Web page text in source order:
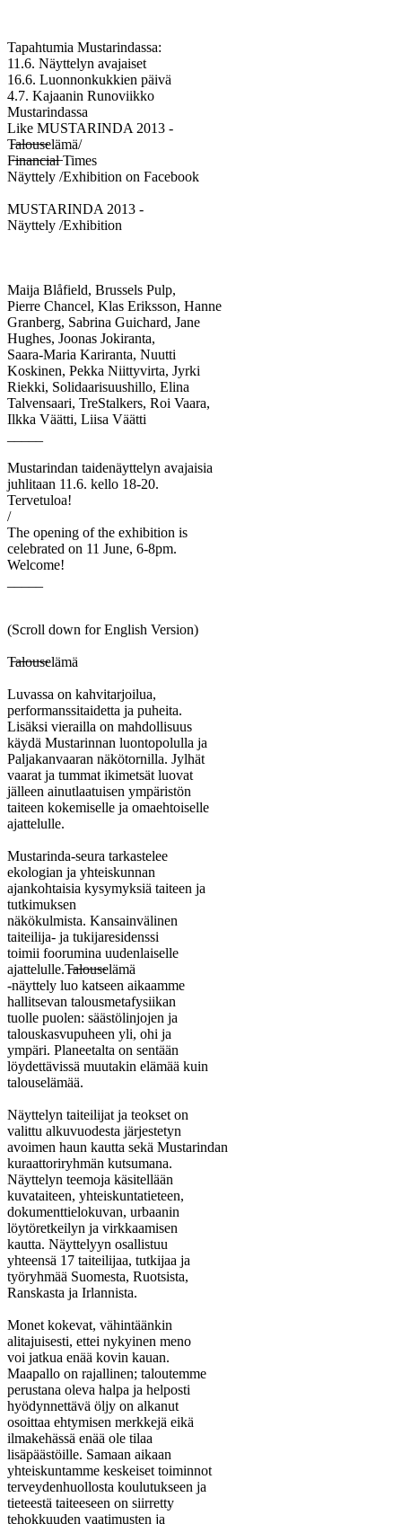
Tapahtumia Mustarindassa:
11.6. Näyttelyn avajaiset
16.6. Luonnonkukkien päivä
4.7. Kajaanin Runoviikko
Mustarindassa
Like MUSTARINDA 2013 -
T̶a̶l̶o̶u̶s̶elämä/
F̶i̶n̶a̶n̶c̶i̶a̶l̶ Times
Näyttely /Exhibition on Facebook
MUSTARINDA 2013 -
Näyttely /Exhibition
Maija Blåfield, Brussels Pulp,
Pierre Chancel, Klas Eriksson, Hanne
Granberg, Sabrina Guichard, Jane
Hughes, Joonas Jokiranta,
Saara-Maria Kariranta, Nuutti
Koskinen, Pekka Niittyvirta, Jyrki
Riekki, Solidaarisuushillo, Elina
Talvensaari, TreStalkers, Roi Vaara,
Ilkka Väätti, Liisa Väätti
Mustarindan taidenäyttelyn avajaisia
juhlitaan 11.6. kello 18-20.
Tervetuloa!
/
The opening of the exhibition is
celebrated on 11 June, 6-8pm.
Welcome!
(Scroll down for English Version)
T̶a̶l̶o̶u̶s̶elämä
Luvassa on kahvitarjoilua,
performanssitaidetta ja puheita.
Lisäksi vierailla on mahdollisuus
käydä Mustarinnan luontopolulla ja
Paljakanvaaran näkötornilla. Jylhät
vaarat ja tummat ikimetsät luovat
jälleen ainutlaatuisen ympäristön
taiteen kokemiselle ja omaehtoiselle
ajattelulle.
Mustarinda-seura tarkastelee
ekologian ja yhteiskunnan
ajankohtaisia kysymyksiä taiteen ja
tutkimuksen
näkökulmista. Kansainvälinen
taiteilija- ja tukijaresidenssi
toimii foorumina uudenlaiselle
ajattelulle.T̶a̶l̶o̶u̶s̶elämä
-näyttely luo katseen aikaamme
hallitsevan talousmetafysiikan
tuolle puolen: säästölinjojen ja
talouskasvupuheen yli, ohi ja
ympäri. Planeetalta on sentään
löydettävissä muutakin elämää kuin
talouselämää.
Näyttelyn taiteilijat ja teokset on
valittu alkuvuodesta järjestetyn
avoimen haun kautta sekä Mustarindan
kuraattoriryhmän kutsumana.
Näyttelyn teemoja käsitellään
kuvataiteen, yhteiskuntatieteen,
dokumenttielokuvan, urbaanin
löytöretkeilyn ja virkkaamisen
kautta. Näyttelyyn osallistuu
yhteensä 17 taiteilijaa, tutkijaa ja
työryhmää Suomesta, Ruotsista,
Ranskasta ja Irlannista.
Monet kokevat, vähintäänkin
alitajuisesti, ettei nykyinen meno
voi jatkua enää kovin kauan.
Maapallo on rajallinen; taloutemme
perustana oleva halpa ja helposti
hyödynnettävä öljy on alkanut
osoittaa ehtymisen merkkejä eikä
ilmakehässä enää ole tilaa
lisäpäästöille. Samaan aikaan
yhteiskuntamme keskeiset toiminnot
terveydenhuollosta koulutukseen ja
tieteestä taiteeseen on siirretty
tehokkuuden vaatimusten ja